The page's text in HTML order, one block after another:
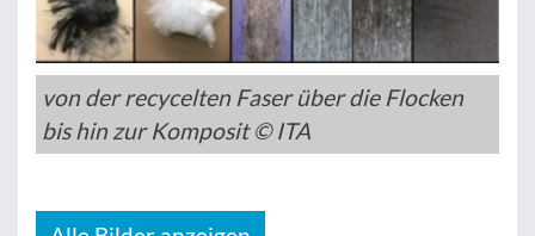
von der recycelten Faser über die Flocken
bis hin zur Komposit © ITA